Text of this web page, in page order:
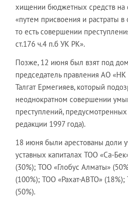
хищении бюджетных средств на
«путем присвоения и растраты
то есть совершении
ст.176 ч.4 п.б УК РК».
Позже, 12 июня был взят под
председатель правления АО
Талгат Ермегияев, который
неоднократном совершении
преступлений,
редакции 1997 года).
18 июня были арестованы доли
уставных капиталах ТОО «Са-
(30%); ТОО «Глобус Алматы»
(100%); ТОО «Рахат-АВТО» (18%);
(50%).